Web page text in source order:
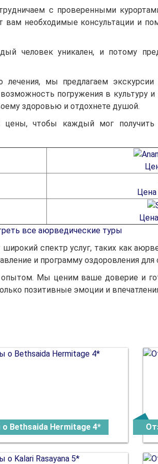
с проверенными
вам необходимые консультации и
человек уникален, и потому
мы предлагаем
погружения в культуру
здоровью и отдохнете душой.
чтобы каждый мог
Цена
все аюрведические туры
спектр услуг, таких как
и программу оздоровления для
опытом. Мы ценим ваше доверие и
позитивные эмоции и
Bethsaida Hermitage 4*